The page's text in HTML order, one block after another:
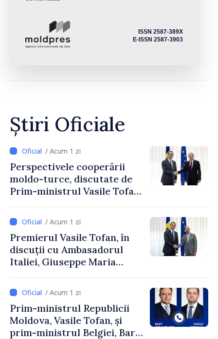
ISSN 2587-389X
E-ISSN 2587-3903
Știri Oficiale
/ Acum 1 zi
Perspectivele cooperării
moldo-turce, discutate de
Prim-ministrul Vasile Tofan
Uygar Mustafa Sertel
/ Acum 1 zi
Premierul Vasile Tofan, în
discuții cu Ambasadorul
Italiei, Giuseppe Maria
/ Acum 1 zi
Prim-ministrul Republicii
Moldova, Vasile Tofan, și
prim-ministrul Belgiei, Bart